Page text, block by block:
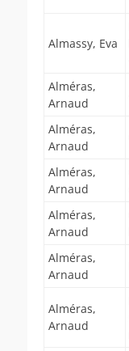
Almassy, Eva
Alméras,
Arnaud
Alméras,
Arnaud
Alméras,
Arnaud
Alméras,
Arnaud
Alméras,
Arnaud
Alméras,
Arnaud